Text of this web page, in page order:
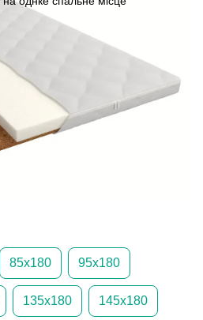
85х180 95х180
135х180 145х180